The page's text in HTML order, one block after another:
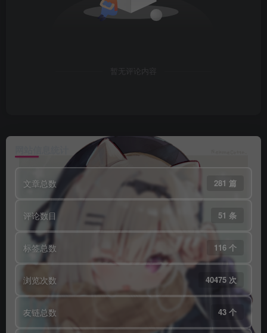
暂无评论内容
文章总数 281 篇
评论数目 51 条
标签总数 116 个
浏览次数 40475 次
友链总数 43 个